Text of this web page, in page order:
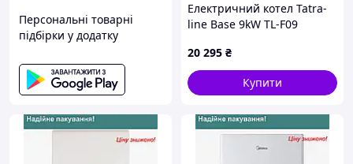
Персональні товарні
підбірки у додатку
Електричний котел Tatra-
line Base 9kW TL-F09
20 295 ₴
Купити